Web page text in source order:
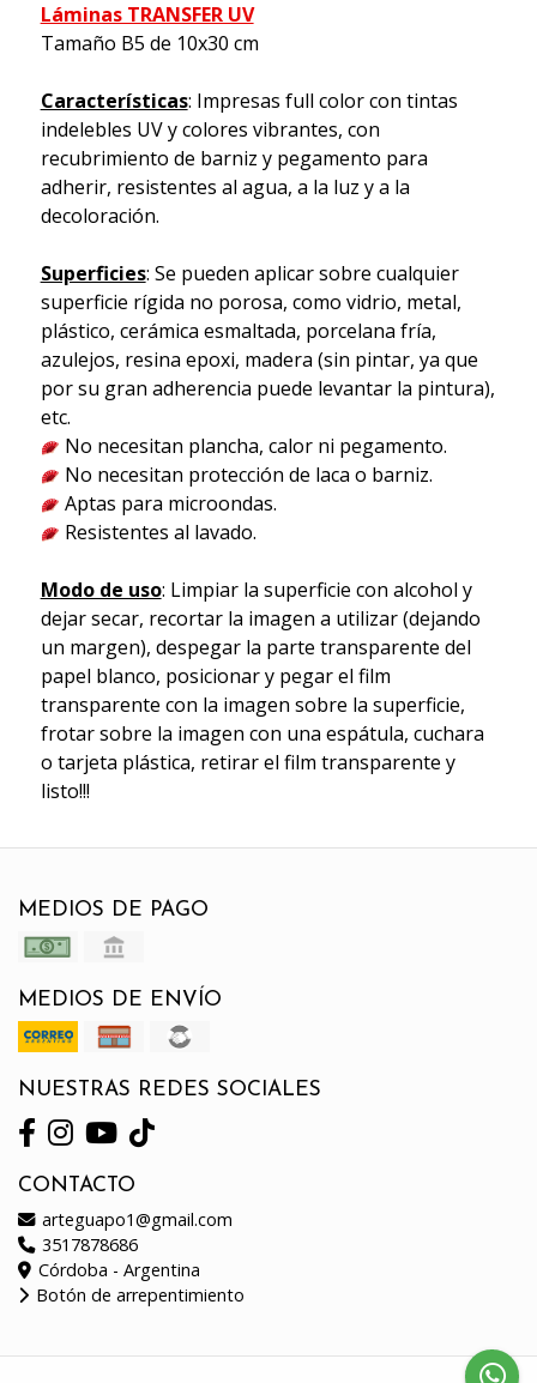
Láminas TRANSFER UV
Tamaño B5 de 10x30 cm
Características: Impresas full color con tintas
indelebles UV y colores vibrantes, con
recubrimiento de barniz y pegamento para
adherir, resistentes al agua, a la luz y a la
decoloración.
Superficies: Se pueden aplicar sobre cualquier
superficie rígida no porosa, como vidrio, metal,
plástico, cerámica esmaltada, porcelana fría,
azulejos, resina epoxi, madera (sin pintar, ya que
por su gran adherencia puede levantar la pintura),
etc.
No necesitan plancha, calor ni pegamento.
No necesitan protección de laca o barniz.
Aptas para microondas.
Resistentes al lavado.
Modo de uso: Limpiar la superficie con alcohol y
dejar secar, recortar la imagen a utilizar (dejando
un margen), despegar la parte transparente del
papel blanco, posicionar y pegar el film
transparente con la imagen sobre la superficie,
frotar sobre la imagen con una espátula, cuchara
o tarjeta plástica, retirar el film transparente y
listo!!!
MEDIOS DE PAGO
MEDIOS DE ENVÍO
NUESTRAS REDES SOCIALES
CONTACTO
arteguapo1@gmail.com
3517878686
Córdoba - Argentina
Botón de arrepentimiento